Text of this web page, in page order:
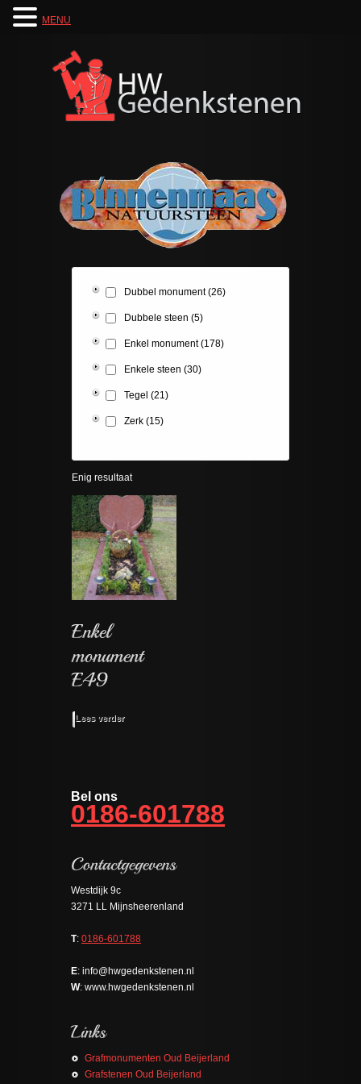
Dubbel monument (26)
Dubbele steen (5)
Enkel monument (178)
Enkele steen (30)
Tegel (21)
Zerk (15)
Enig resultaat
Lees verder
Bel ons
0186-601788
Westdijk 9c
3271 LL Mijnsheerenland
T: 0186-601788
E: info@hwgedenkstenen.nl
W: www.hwgedenkstenen.nl
Grafmonumenten Oud Beijerland
Grafstenen Oud Beijerland
MENU